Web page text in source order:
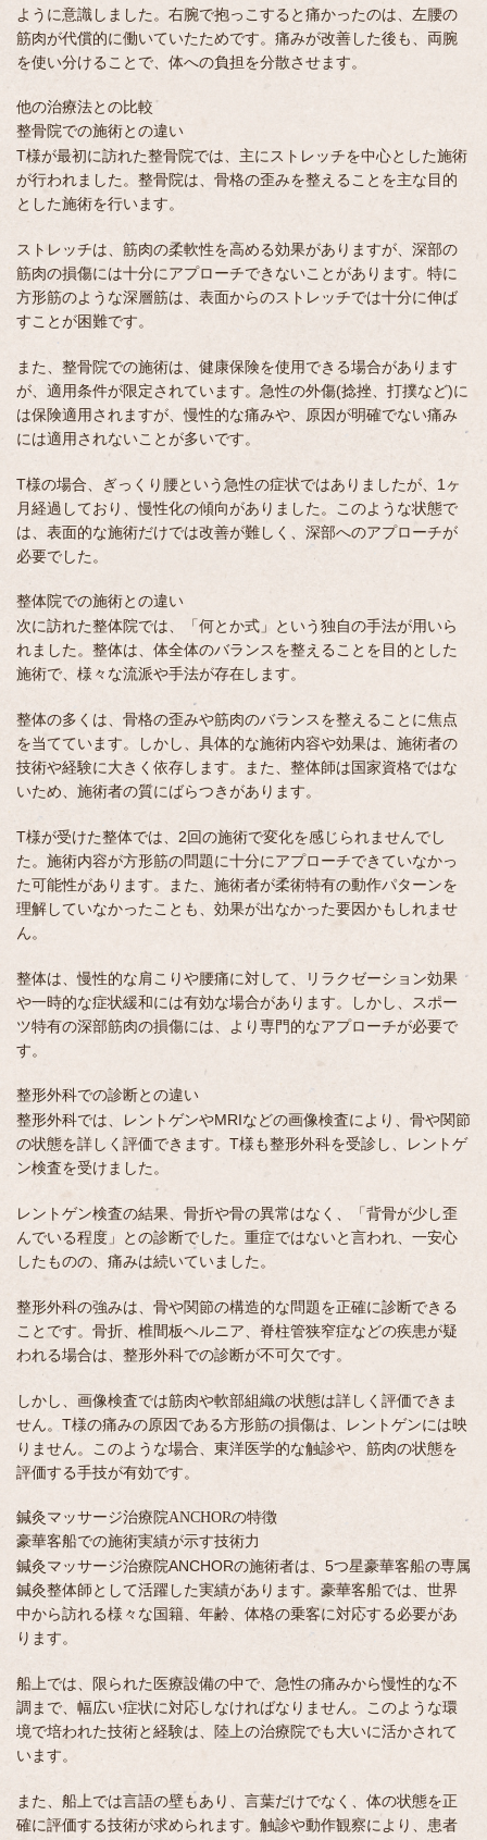
ように意識しました。右腕で抱っこすると痛かったのは、左腰の
筋肉が代償的に働いていたためです。痛みが改善した後も、両腕
を使い分けることで、体への負担を分散させます。
他の治療法との比較
整骨院での施術との違い
T様が最初に訪れた整骨院では、主にストレッチを中心とした施術
が行われました。整骨院は、骨格の歪みを整えることを主な目的
とした施術を行います。
ストレッチは、筋肉の柔軟性を高める効果がありますが、深部の
筋肉の損傷には十分にアプローチできないことがあります。特に
方形筋のような深層筋は、表面からのストレッチでは十分に伸ば
すことが困難です。
また、整骨院での施術は、健康保険を使用できる場合があります
が、適用条件が限定されています。急性の外傷(捻挫、打撲など)に
は保険適用されますが、慢性的な痛みや、原因が明確でない痛み
には適用されないことが多いです。
T様の場合、ぎっくり腰という急性の症状ではありましたが、1ヶ
月経過しており、慢性化の傾向がありました。このような状態で
は、表面的な施術だけでは改善が難しく、深部へのアプローチが
必要でした。
整体院での施術との違い
次に訪れた整体院では、「何とか式」という独自の手法が用いら
れました。整体は、体全体のバランスを整えることを目的とした
施術で、様々な流派や手法が存在します。
整体の多くは、骨格の歪みや筋肉のバランスを整えることに焦点
を当てています。しかし、具体的な施術内容や効果は、施術者の
技術や経験に大きく依存します。また、整体師は国家資格ではな
いため、施術者の質にばらつきがあります。
T様が受けた整体では、2回の施術で変化を感じられませんでし
た。施術内容が方形筋の問題に十分にアプローチできていなかっ
た可能性があります。また、施術者が柔術特有の動作パターンを
理解していなかったことも、効果が出なかった要因かもしれませ
ん。
整体は、慢性的な肩こりや腰痛に対して、リラクゼーション効果
や一時的な症状緩和には有効な場合があります。しかし、スポー
ツ特有の深部筋肉の損傷には、より専門的なアプローチが必要で
す。
整形外科での診断との違い
整形外科では、レントゲンやMRIなどの画像検査により、骨や関節
の状態を詳しく評価できます。T様も整形外科を受診し、レントゲ
ン検査を受けました。
レントゲン検査の結果、骨折や骨の異常はなく、「背骨が少し歪
んでいる程度」との診断でした。重症ではないと言われ、一安心
したものの、痛みは続いていました。
整形外科の強みは、骨や関節の構造的な問題を正確に診断できる
ことです。骨折、椎間板ヘルニア、脊柱管狭窄症などの疾患が疑
われる場合は、整形外科での診断が不可欠です。
しかし、画像検査では筋肉や軟部組織の状態は詳しく評価できま
せん。T様の痛みの原因である方形筋の損傷は、レントゲンには映
りません。このような場合、東洋医学的な触診や、筋肉の状態を
評価する手技が有効です。
鍼灸マッサージ治療院ANCHORの特徴
豪華客船での施術実績が示す技術力
鍼灸マッサージ治療院ANCHORの施術者は、5つ星豪華客船の専属
鍼灸整体師として活躍した実績があります。豪華客船では、世界
中から訪れる様々な国籍、年齢、体格の乗客に対応する必要があ
ります。
船上では、限られた医療設備の中で、急性の痛みから慢性的な不
調まで、幅広い症状に対応しなければなりません。このような環
境で培われた技術と経験は、陸上の治療院でも大いに活かされて
います。
また、船上では言語の壁もあり、言葉だけでなく、体の状態を正
確に評価する技術が求められます。触診や動作観察により、患者